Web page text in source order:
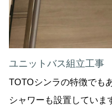
ユニットバス組立工事
TOTOシンラの特徴でも
シャワーも設置していま